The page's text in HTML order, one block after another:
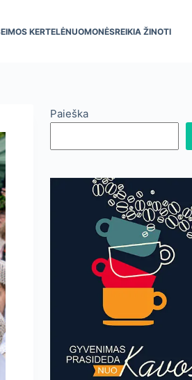
KERTELĖNUOMONĖSREIKIA ŽINOTI
Paieška